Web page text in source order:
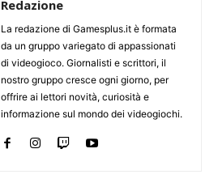
Redazione
La redazione di Gamesplus.it è formata
da un gruppo variegato di appassionati
di videogioco. Giornalisti e scrittori, il
nostro gruppo cresce ogni giorno, per
offrire ai lettori novità, curiosità e
informazione sul mondo dei videogiochi.